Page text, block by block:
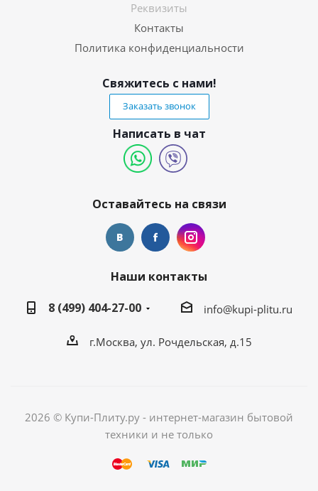
Реквизиты
Контакты
Политика конфиденциальности
Свяжитесь с нами!
Заказать звонок
Написать в чат
Оставайтесь на связи
Наши контакты
8 (499) 404-27-00
info@kupi-plitu.ru
г.Москва, ул. Рочдельская, д.15
2026 © Купи-Плиту.ру - интернет-магазин бытовой
техники и не только